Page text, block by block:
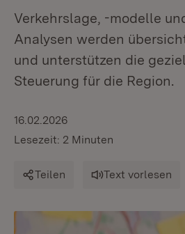
Verkehrslage, -modelle
Analysen werden
und unterstützen die
Steuerung für die Region.
16.02.2026
Lesezeit: 2 Minuten
Teilen Text vorlesen